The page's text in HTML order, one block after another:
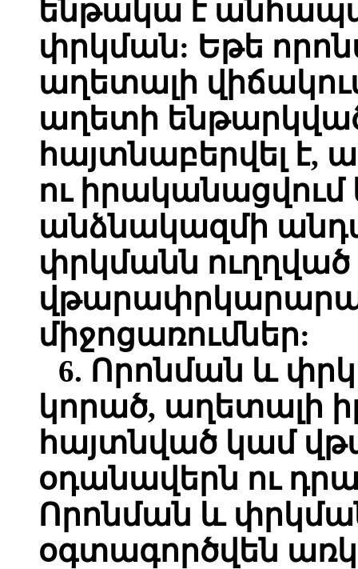
ենթակա է
փրկման: Եթե
աղետալի
աղետի
հայտնաբերվել
ու
անձնակազմի
փրկմանն ուղղված
միջոցառումներ:
6. Որոնման և
կորած, աղետալի
հայտնված կամ
օդանավերն ու
Որոնման և
օգտագործվեն